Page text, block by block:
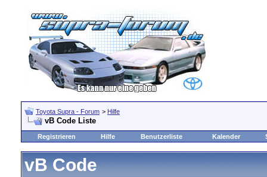
Toyota Supra - Forum > Hilfe
vB Code Liste
Registrieren Hilfe Benutzerliste Kalender
vB Code